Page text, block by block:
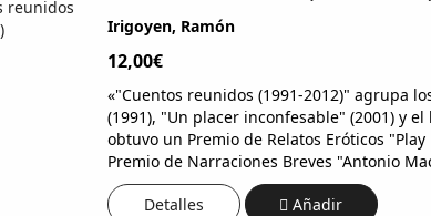
Irigoyen, Ramón
12,00€
«"Cuentos reunidos (1991-2012)" agrupa
(1991), "Un placer inconfesable" (2001) y
obtuvo un Premio de Relatos Eróticos
Premio de Narraciones Breves "Antonio
Detalles Añadir